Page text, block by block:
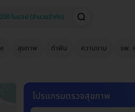
สุขภาพ ทำฟัน ความงาม รพ.
โปรแกรมตรวจสุขภาพ